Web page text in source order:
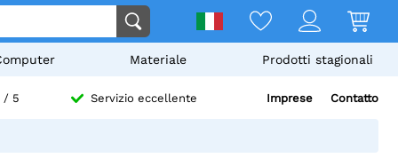
Materiale Prodotti stagionali
/ 5 Servizio eccellente Imprese Contatto